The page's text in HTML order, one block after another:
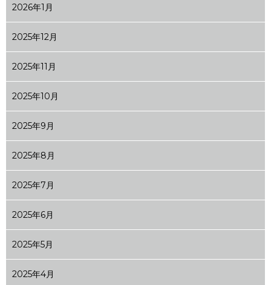
2026年1月
2025年12月
2025年11月
2025年10月
2025年9月
2025年8月
2025年7月
2025年6月
2025年5月
2025年4月